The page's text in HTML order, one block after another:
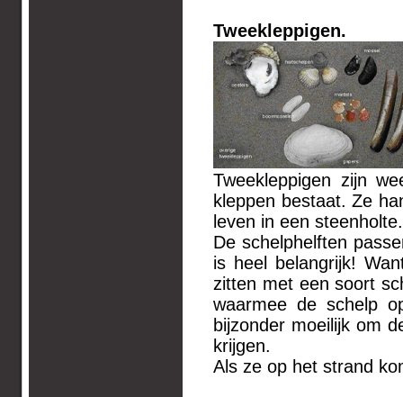
Tweekleppigen.
Tweekleppigen zijn
kleppen bestaat. Ze
leven in een steenholte.
De schelphelften
is heel belangrijk!
zitten met een soort
waarmee de schelp
bijzonder moeilijk om
krijgen.
Als ze op het strand